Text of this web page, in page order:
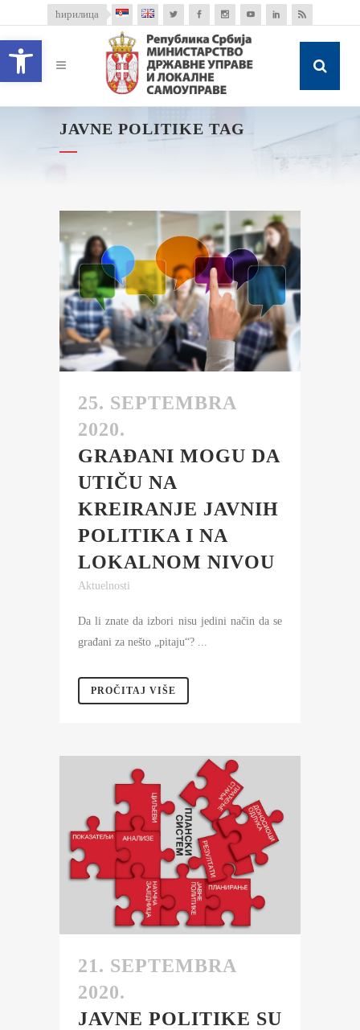
Open toolbar
ћирилица
JAVNE POLITIKE TAG
25. SEPTEMBRA
2020.
GRAĐANI MOGU DA
UTIČU NA
KREIRANJE JAVNIH
POLITIKA I NA
LOKALNOM NIVOU
Aktuelnosti
Da li znate da izbori nisu jedini način da se
građani za nešto „pitaju“? ...
PROČITAJ VIŠE
21. SEPTEMBRA
2020.
JAVNE POLITIKE SU